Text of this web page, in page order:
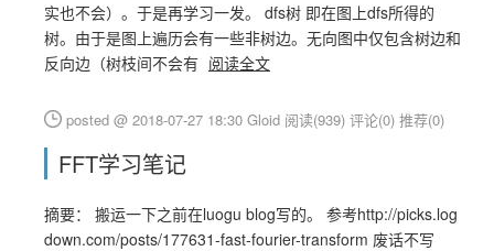
实也不会）。于是再学习一发。 dfs树 即在图上dfs所得的
树。由于是图上遍历会有一些非树边。无向图中仅包含树边和
反向边（树枝间不会有 阅读全文
posted @ 2018-07-27 18:30 Gloid 阅读(939) 评论(0) 推荐(0)
FFT学习笔记
摘要： 搬运一下之前在luogu blog写的。 参考http://picks.log
down.com/posts/177631-fast-fourier-transform 废话不写